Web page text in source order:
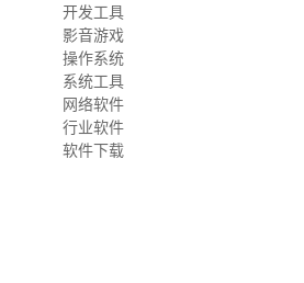
开发工具
影音游戏
操作系统
系统工具
网络软件
行业软件
软件下载